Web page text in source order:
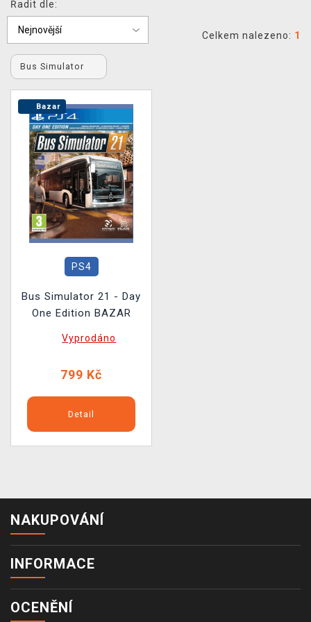
DOPRAVA
XZONE KLUB
TCG & BOARDGAME HUB
VÝKUP HER (BAZAR)
Řadit dle:
Celkem nalezeno: 1
Bus Simulator
Bazar
PS4
Bus Simulator 21 - Day
One Edition BAZAR
Vyprodáno
799 Kč
Detail
NAKUPOVÁNÍ
INFORMACE
OCENĚNÍ